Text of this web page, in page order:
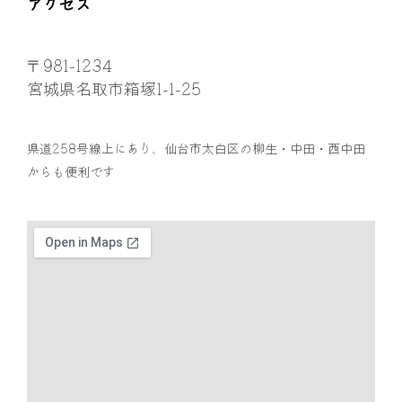
アクセス
〒981-1234
宮城県名取市箱塚1-1-25
県道258号線上にあり、仙台市太白区の柳生・中田・西中田
からも便利です